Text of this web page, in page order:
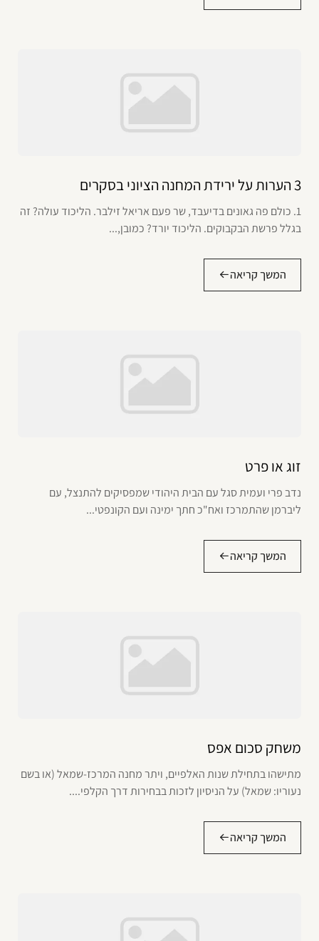
3 הערות על ירידת המחנה הציוני בסקרים
1. כולם פה גאונים בדיעבד, שר פעם אריאל זילבר. הליכוד עולה? זה
בגלל פרשת הבקבוקים. הליכוד יורד? כמובן,...
המשך קריאה
זוג או פרט
נדב פרי ועמית סגל עם הבית היהודי שמפסיקים להתנצל, עם
ליברמן שהתמרכז ואח"כ חתך ימינה ועם הקונפטי...
המשך קריאה
משחק סכום אפס
מתישהו בתחילת שנות האלפיים, ויתר מחנה המרכז-שמאל (או בשם
נעוריו: שמאל) על הניסיון לזכות בבחירות דרך הקלפי....
המשך קריאה